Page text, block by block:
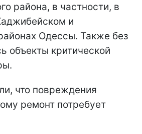
района, в частности, в
и
Одессы. Также без
объекты критической
что повреждения
ремонт потребует